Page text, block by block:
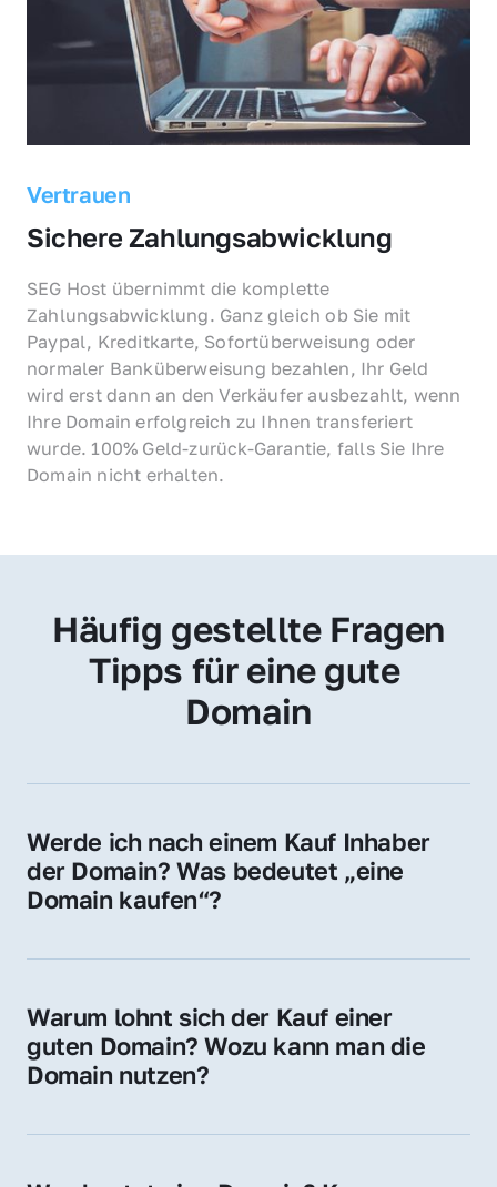
Vertrauen
Sichere Zahlungsabwicklung
SEG Host übernimmt die komplette
Zahlungsabwicklung. Ganz gleich ob Sie mit
Paypal, Kreditkarte, Sofortüberweisung oder
normaler Banküberweisung bezahlen, Ihr Geld
wird erst dann an den Verkäufer ausbezahlt, wenn
Ihre Domain erfolgreich zu Ihnen transferiert
wurde. 100% Geld-zurück-Garantie, falls Sie Ihre
Domain nicht erhalten.
Häufig gestellte Fragen
Tipps für eine gute
Domain
Werde ich nach einem Kauf Inhaber
der Domain? Was bedeutet „eine
Domain kaufen“?
Sie erhalten alle Rechte zur Nutzung,
Domain.
Warum lohnt sich der Kauf einer
guten Domain? Wozu kann man die
Domain nutzen?
Vertrauen und Markenwert. Nutzen Sie sie